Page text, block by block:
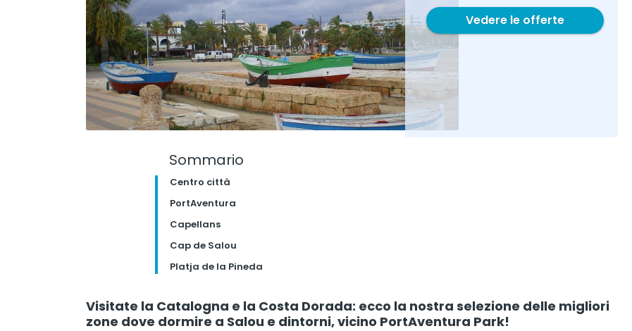
Vedere le offerte
Sommario
Centro città
PortAventura
Capellans
Cap de Salou
Platja de la Pineda
Visitate la Catalogna e la Costa Dorada: ecco la nostra selezione delle migliori
zone dove dormire a Salou e dintorni, vicino PortAventura Park!